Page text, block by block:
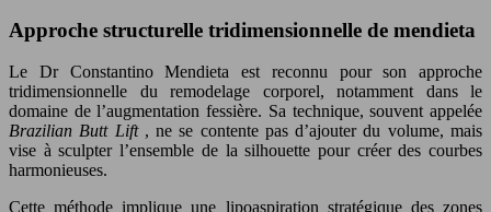
Approche structurelle tridimensionnelle de mendieta
Le Dr Constantino Mendieta est reconnu pour son approche
tridimensionnelle du remodelage corporel, notamment dans le
domaine de l’augmentation fessière. Sa technique, souvent appelée
Brazilian Butt Lift , ne se contente pas d’ajouter du volume, mais
vise à sculpter l’ensemble de la silhouette pour créer des courbes
harmonieuses.
Cette méthode implique une lipoaspiration stratégique des zones